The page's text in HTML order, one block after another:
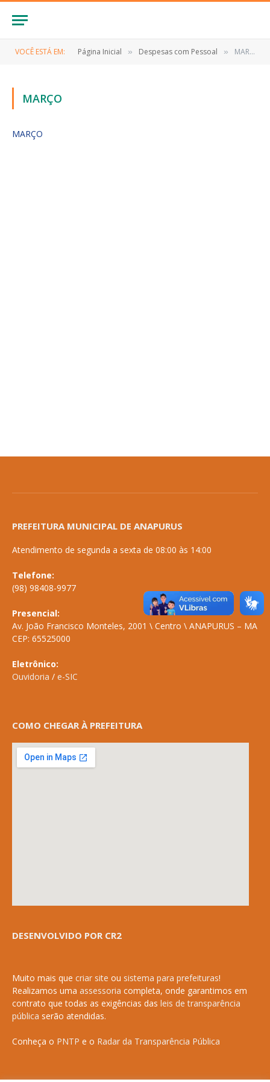
VOCÊ ESTÁ EM: Página Inicial » Despesas com Pessoal » MARÇO
MARÇO
MARÇO
PREFEITURA MUNICIPAL DE ANAPURUS
Atendimento de segunda a sexta de 08:00 às 14:00
Telefone:
(98) 98408-9977
Presencial:
Av. João Francisco Monteles, 2001 \ Centro \ ANAPURUS – MA
CEP: 65525000
Eletrônico:
Ouvidoria / e-SIC
COMO CHEGAR À PREFEITURA
DESENVOLVIDO POR CR2
Muito mais que criar site ou sistema para prefeituras!
Realizamos uma assessoria completa, onde garantimos em
contrato que todas as exigências das leis de transparência
pública serão atendidas.
Conheça o PNTP e o Radar da Transparência Pública